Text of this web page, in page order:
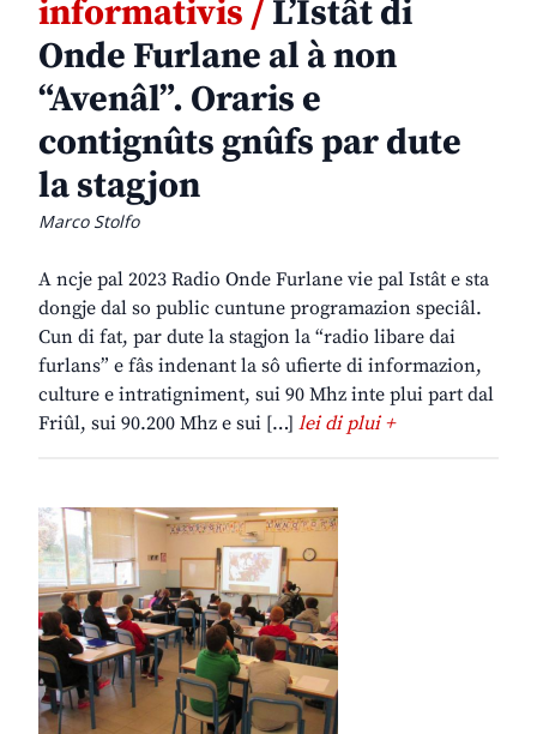
informativis /L’Istât di
Onde Furlane al à non
“Avenâl”. Oraris e
contignûts gnûfs par dute
la stagjon
Marco Stolfo
A ncje pal 2023 Radio Onde Furlane vie pal Istât e sta
dongje dal so public cuntune programazion speciâl.
Cun di fat, par dute la stagjon la “radio libare dai
furlans” e fâs indenant la sô ufierte di informazion,
culture e intratigniment, sui 90 Mhz inte plui part dal
Friûl, sui 90.200 Mhz e sui […] lei di plui +